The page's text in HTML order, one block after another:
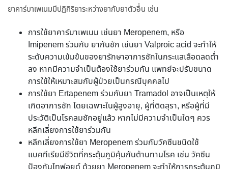
ยาคาร์บาเพเนมมีปฏิกิริยาระหว่างยากับยาตัวอื่น เช่น
การใช้ยาคาร์บาเพเนม เช่นยา Meropenem, หรือ
Imipenem ร่วมกับ ยากันชัก เช่นยา Valproic acid จะทำให้
ระดับความเข้มข้นของยารักษาอาการชักในกระแสเลือดลดต่ำ
ลง หากมีความจำเป็นต้องใช้ยาร่วมกัน แพทย์จะปรับขนาด
การใช้ให้เหมาะสมกับผู้ป่วยเป็นกรณีบุคคลไป
การใช้ยา Ertapenem ร่วมกับยา Tramadol อาจเป็นเหตุให้
เกิดอาการชัก โดยเฉพาะในผู้สูงอายุ, ผู้ที่ติดสุรา, หรือผู้ที่มี
ประวัติเป็นโรคลมชักอยู่แล้ว หากไม่มีความจำเป็นใดๆ ควร
หลีกเลี่ยงการใช้ยาร่วมกัน
หลีกเลี่ยงการใช้ยา Meropenem ร่วมกับวัคซีนชนิดใช้
แบคทีเรียมีชีวิตที่กระตุ้นภูมิคุ้มกันต้านทานโรค เช่น วัคซีน